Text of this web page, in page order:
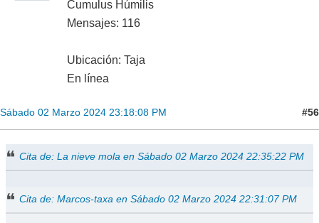
Cumulus Húmilis
Mensajes: 116
Ubicación: Taja
En línea
Sábado 02 Marzo 2024 23:18:08 PM #56
Cita de: La nieve mola en Sábado 02 Marzo 2024 22:35:22 PM
Cita de: Marcos-taxa en Sábado 02 Marzo 2024 22:31:07 PM